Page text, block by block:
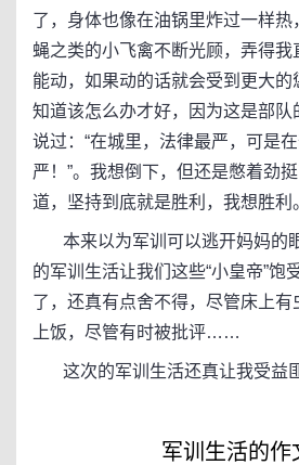
了，身体也像在油锅里炸过一样
蝇之类的小飞禽不断光顾，弄得我
能动，如果动的话就会受到更大的
知道该怎么办才好，因为这是部队
说过：“在城里，法律最严，可是
严！”。我想倒下，但还是憋着劲
道，坚持到底就是胜利，我想胜利
本来以为军训可以逃开妈妈的
的军训生活让我们这些“小皇帝”饱
了，还真有点舍不得，尽管床上有
上饭，尽管有时被批评……
这次的军训生活还真让我受益匪
军训生活的作